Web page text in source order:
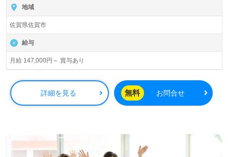
地域
佐賀県佐賀市
給与
月給 147,000円～ 賞与あり
詳細を見る 無料 お問合せ